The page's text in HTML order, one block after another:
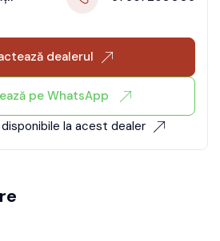
dealerul
pe WhatsApp
la acest dealer